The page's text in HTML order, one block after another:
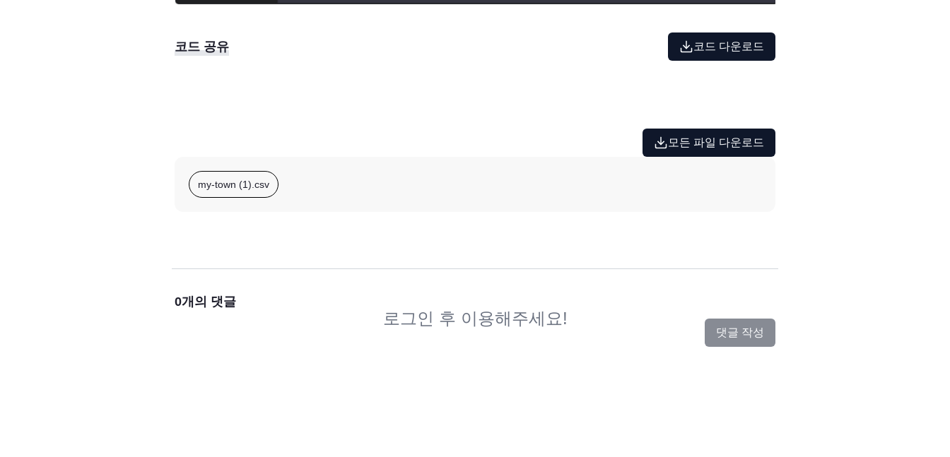
코드 공유 코드 다운로드
모든 파일 다운로드
my-town (1).csv
0개의 댓글
로그인 후 이용해주세요!
댓글 작성